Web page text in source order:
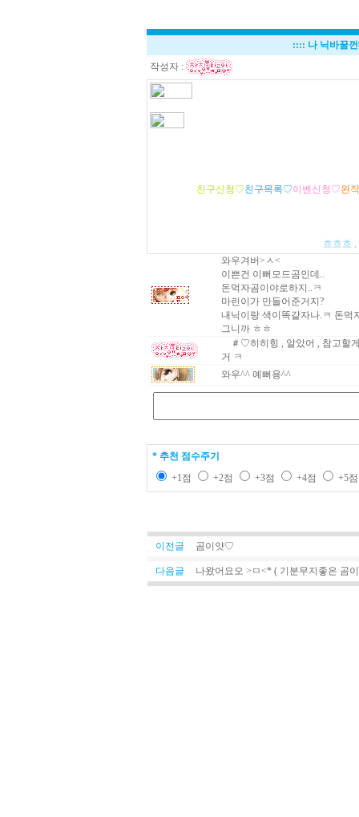
:::: 나 닉바꿀
작성자 :
친구신청♡친구목록♡이벤신청♡완
흐흐흐 ,
와우겨버>ㅅ<
이쁜건 이뻐모드곰인데..
돈먹자곰이야로하지..ㅋ
마린이가 만들어준거지?
내닉이랑 색이똑같자나.ㅋ 돈먹
그니까 ㅎㅎ
＃♡히히힝 , 알았어 , 참고할
거 ㅋ
와우^^ 예뻐용^^
* 추천 점수주기
+1점
+2점 +3점 +4점 +5
이전글 곰이얏♡
다음글 나왔어요오 >ㅁ<* ( 기분무지좋은 곰